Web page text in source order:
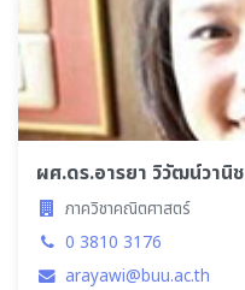
ผศ.ดร.อารยา วิวัฒน์วานิช
ภาควิชาคณิตศาสตร์
0 3810 3176
arayawi@buu.ac.th